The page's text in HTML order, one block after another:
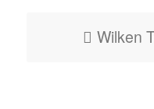
Wilken